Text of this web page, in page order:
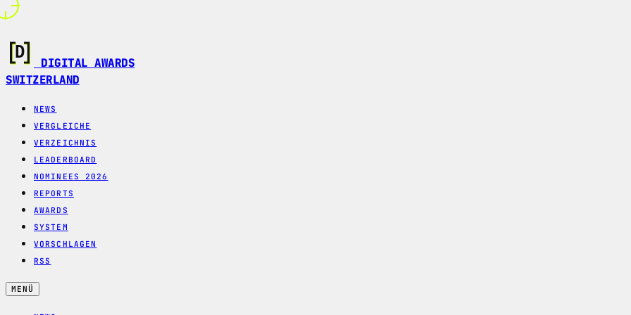
DIGITAL AWARDS
SWITZERLAND
NEWS
VERGLEICHE
VERZEICHNIS
LEADERBOARD
NOMINEES 2026
REPORTS
AWARDS
SYSTEM
VORSCHLAGEN
RSS
MENÜ